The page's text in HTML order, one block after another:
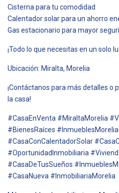
Cisterna para tu comodidad
Calentador solar para un ahorro
Gas estacionario para mayor
¡Todo lo que necesitas en un solo
Ubicación: Miralta, Morelia
¡Contáctanos para más detalles o
la casa!
#CasaEnVenta #MiraltaMorelia
#BienesRaíces
#CasaConCalentadorSolar
#OportunidadInmobiliaria
#CasaDeTusSueños
#CasaNueva #InmobiliariaMorelia